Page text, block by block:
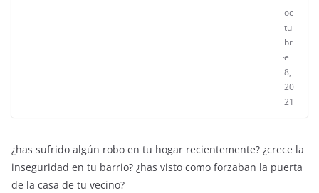
oc
tu
br
e
8,
20
21
¿has sufrido algún robo en tu hogar recientemente? ¿crece la
inseguridad en tu barrio? ¿has visto como forzaban la puerta
de la casa de tu vecino?